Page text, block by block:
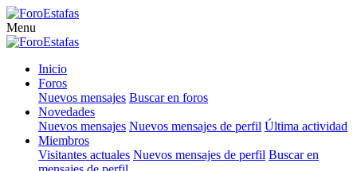
Menu
Inicio
Foros
Nuevos mensajes Buscar en foros
Novedades
Nuevos mensajes Nuevos mensajes de perfil Última actividad
Miembros
Visitantes actuales Nuevos mensajes de perfil Buscar en